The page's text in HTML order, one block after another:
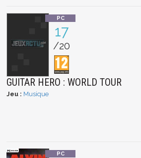
17
/20
GUITAR HERO : WORLD TOUR
Jeu : Musique